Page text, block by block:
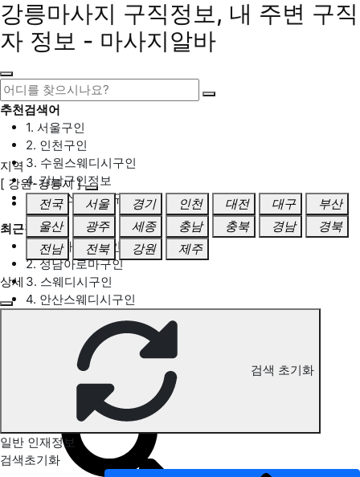
강릉마사지 구직정보, 내 주변 구직
자 정보 - 마사지알바
추천검색어
1. 서울구인
2. 인천구인
3. 수원스웨디시구인
4. 강남구인정보
5. 동탄스웨디시구인
최근검색어
1. 일산마사지구인
2. 성남아로마구인
3. 스웨디시구인
4. 안산스웨디시구인
강릉 마사지 구직정보
지역
[ 강원-강릉시 ]
전국
서울 경기 인천 대전 대구
부산
울산
광주 세종 충남 충북 경남
경북
전남
전북 강원 제주
상세
검색 초기화
일반 인재정보
검색초기화